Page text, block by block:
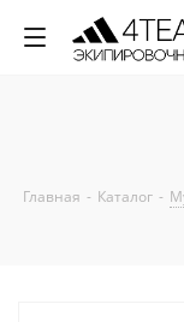
Главная - Каталог -